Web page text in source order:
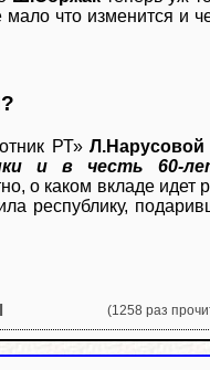
что изменится и
РТ»
и в честь 60-
о каком вкладе идет
республику,
(1258 раз